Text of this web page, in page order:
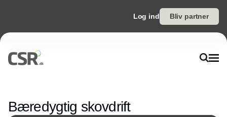
Log ind Bliv partner
Bæredygtig skovdrift